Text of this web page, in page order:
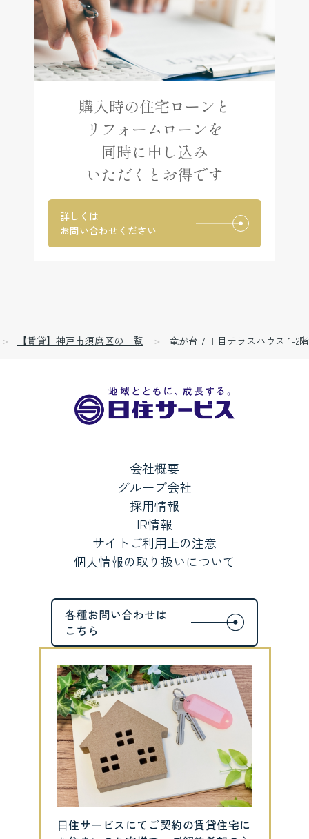
購入時の住宅ローンと
リフォームローンを
同時に申し込み
いただくとお得です
詳しくは
お問い合わせください
【賃貸】神戸市須磨区の一覧 竜が台７丁目テラスハウス 1-2階
会社概要
グループ会社
採用情報
IR情報
サイトご利用上の注意
個人情報の取り扱いについて
⽇住サービスにてご契約の賃貸住宅に